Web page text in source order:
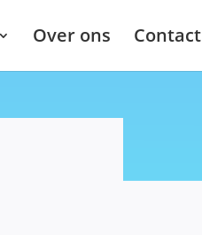
Over ons Contact